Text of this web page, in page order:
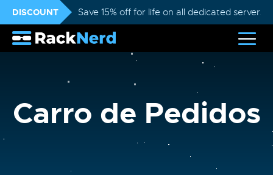
DISCOUNT Save 15% off for life on all dedicated servers
Carro de Pedidos